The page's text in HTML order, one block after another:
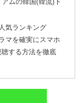
気ランキング
マを確実にスマホ
する方法を徹底